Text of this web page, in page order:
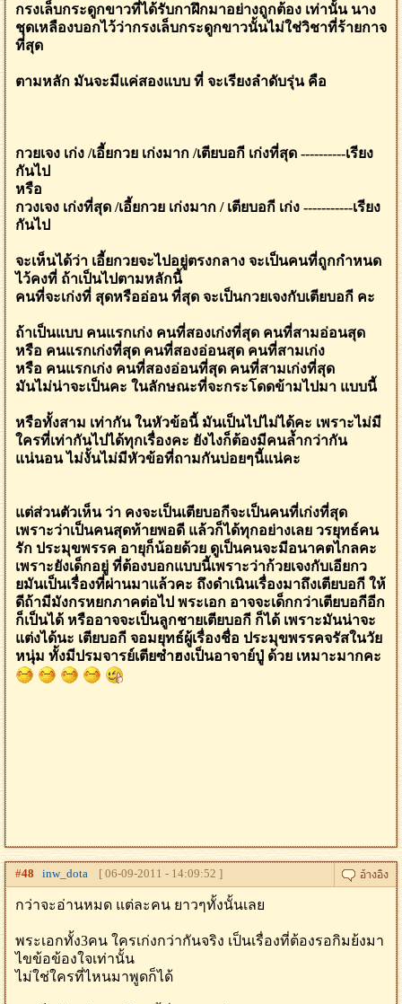
กรงเล็บกระดูกขาวที่ได้รับกาฝึกมาอย่างถูกต้อง เท่านั้น นาง
ชุดเหลืองบอกไว้ว่ากรงเล็บกระดูกขาวนั้นไม่ใช่วิชาที่ร้ายกาจ
ที่สุด
ตามหลัก มันจะมีแค่สองแบบ ที่ จะเรียงลำดับรุ่น คือ
กวยเจง เก่ง /เอี้ยกวย เก่งมาก /เตียบอกี เก่งที่สุด ----------เรียง
กันไป
หรือ
กวงเจง เก่งที่สุด /เอี้ยกวย เก่งมาก / เตียบอกี เก่ง -----------เรียง
กันไป
จะเห็นได้ว่า เอี้ยกวยจะไปอยู่ตรงกลาง จะเป็นคนที่ถูกกำหนด
ไว้คงที่ ถ้าเป็นไปตามหลักนี้
คนที่จะเก่งที่ สุดหรืออ่อน ที่สุด จะเป็นกวยเจงกับเตียบอกี คะ
ถ้าเป็นแบบ คนแรกเก่ง คนที่สองเก่งที่สุด คนที่สามอ่อนสุด
หรือ คนแรกเก่งที่สุด คนที่สองอ่อนสุด คนที่สามเก่ง
หรือ คนแรกเก่ง คนที่สองอ่อนที่สุด คนที่สามเก่งที่สุด
มันไม่น่าจะเป็นคะ ในลักษณะที่จะกระโดดข้ามไปมา แบบนี้
หรือทั้งสาม เท่ากัน ในหัวข้อนี้ มันเป็นไปไม่ได้คะ เพราะไม่มี
ใครที่เท่ากันไปได้ทุกเรื่องคะ ยังไงก็ต้องมีคนล้ำกว่ากัน
แน่นอน ไม่งั้นไม่มีหัวข้อที่ถามกันบ่อยๆนี้แน่คะ
แต่ส่วนตัวเห็น ว่า คงจะเป็นเตียบอกีจะเป็นคนที่เก่งที่สุด
เพราะว่าเป็นคนสุดท้ายพอดี แล้วก็ได้ทุกอย่างเลย วรยุทธ์คน
รัก ประมุขพรรค อายุก็น้อยด้วย ดูเป็นคนจะมีอนาคตไกลคะ
เพราะยังเด็กอยู่ ที่ต้องบอกแบบนี้เพราะว่าก้วยเจงกับเอียกว
ยมันเป็นเรื่องที่ผ่านมาแล้วคะ ถึงดำเนินเรื่องมาถึงเตียบอกี ให้
ดีถ้ามีมังกรหยกภาคต่อไป พระเอก อาจจะเด็กกว่าเตียบอกีอีก
ก็เป็นได้ หรืออาจจะเป็นลูกชายเตียบอกี ก็ได้ เพราะมันน่าจะ
แต่งได้นะ เตียบอกี จอมยุทธ์ผู้เรื่องชื่อ ประมุขพรรคจรัสในวัย
หนุ่ม ทั้งมีปรมจารย์เตียซำฮงเป็นอาจาย์ปู่ ด้วย เหมาะมากคะ
#48 inw_dota [ 06-09-2011 - 14:09:52 ]
กว่าจะอ่านหมด แต่ละคน ยาวๆทั้งนั้นเลย
พระเอกทั้ง3คน ใครเก่งกว่ากันจริง เป็นเรื่องที่ต้องรอกิมย้งมา
ไขข้อข้องใจเท่านั้น
ไม่ใช่ใครที่ไหนมาพูดก็ได้